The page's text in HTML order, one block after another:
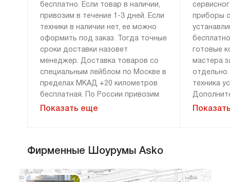
бесплатно. Если товар в наличии,
привозим в течение 1-3 дней. Если
техники в наличии нет, ее можно
оформить под заказ. Тогда точные
сроки доставки назовет
менеджер. Доставка товаров со
специальным лейблом по Москве в
пределах МКАД +20 километров
бесплатная. По России привозим
технику бесплатно, если сумма
предоплате. Дополнительные
Показать еще
приборы
готовые
мастера
техника
Фирменные Шоурумы Asko